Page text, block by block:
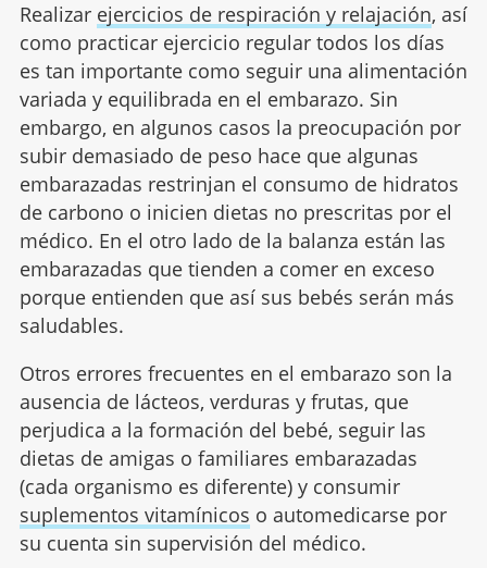
Realizar ejercicios de respiración y relajación, así
como practicar ejercicio regular todos los días
es tan importante como seguir una alimentación
variada y equilibrada en el embarazo. Sin
embargo, en algunos casos la preocupación por
subir demasiado de peso hace que algunas
embarazadas restrinjan el consumo de hidratos
de carbono o inicien dietas no prescritas por el
médico. En el otro lado de la balanza están las
embarazadas que tienden a comer en exceso
porque entienden que así sus bebés serán más
saludables.
Otros errores frecuentes en el embarazo son la
ausencia de lácteos, verduras y frutas, que
perjudica a la formación del bebé, seguirlas
dietas de amigas o familiares embarazadas
(cada organismo es diferente) y consumir
suplementos vitamínicos o automedicarse por
su cuenta sin supervisión del médico.